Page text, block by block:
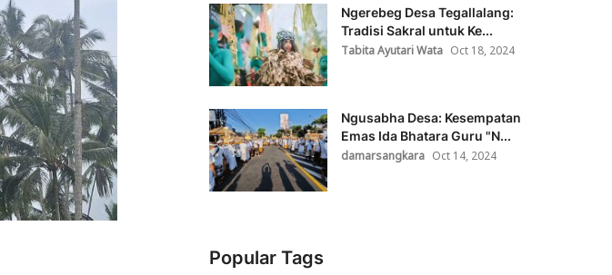
Ngerebeg Desa Tegallalang:
Tradisi Sakral untuk Ke...
Tabita Ayutari Wata Oct 18, 2024
Ngusabha Desa: Kesempatan
Emas Ida Bhatara Guru "N...
damarsangkara Oct 14, 2024
Popular Tags